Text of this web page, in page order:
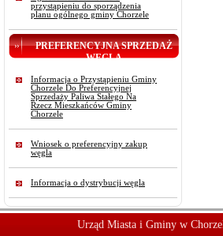
przystąpieniu do sporządzenia
planu ogólnego gminy Chorzele
PREFERENCYJNA SPRZEDAŻ
WĘGLA
Informacja o Przystąpieniu Gminy
Chorzele Do Preferencyjnej
Sprzedaży Paliwa Stałego Na
Rzecz Mieszkańców Gminy
Chorzele
Wniosek o preferencyjny zakup
węgla
Informacja o dystrybucji węgla
Urząd Miasta i Gminy w